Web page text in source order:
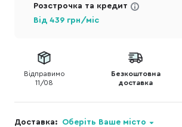
Розстрочка та кредит
Від 439 грн/міс
Відправимо
11/08
Безкоштовна
доставка
Доставка: Оберіть Ваше місто